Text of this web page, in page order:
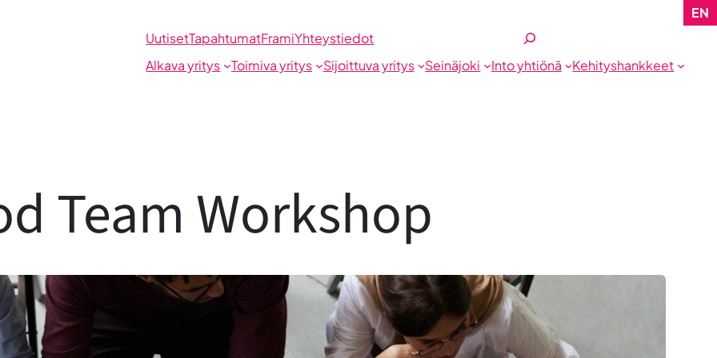
UutisetTapahtumatFramiYhteystiedot
Etsi
Alkava yritys
Toimiva yritys Sijoittuva yritys Seinäjoki Into yhtiönä Kehityshankkeet
EN
Team Workshop